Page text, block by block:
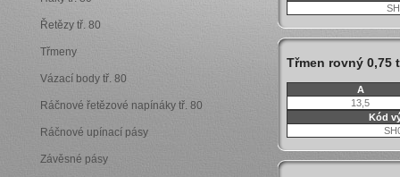
Třmen rovný 0,75 t
A
13,5
Kód
Řetězy tř. 80
Třmeny
Vázací body tř. 80
Ráčnové řetězové napínáky tř. 80
Ráčnové upínací pásy
Závěsné pásy